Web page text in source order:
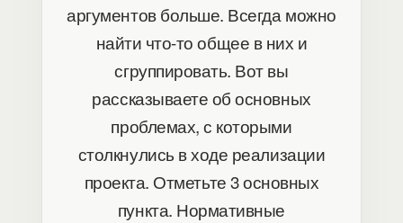
аргументов больше. Всегда можно
найти что-то общее в них и
сгруппировать. Вот вы
рассказываете об основных
проблемах, с которыми
столкнулись в ходе реализации
проекта. Отметьте 3 основных
пункта. Нормативные